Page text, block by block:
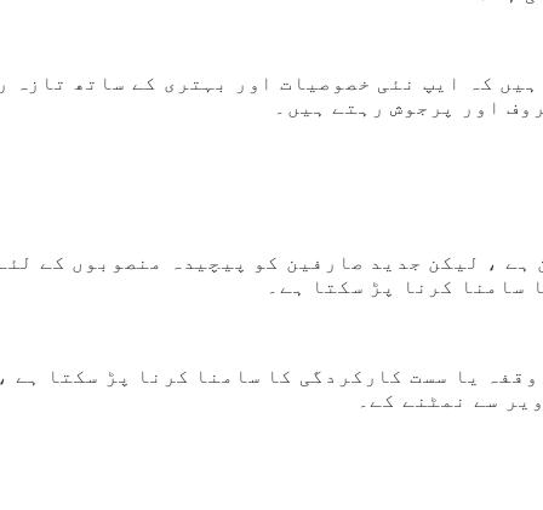
کہ ایپ نئی خصوصیات اور بہتری کے ساتھ تازہ
اور پرجوش رہتے ہیں۔
، لیکن جدید صارفین کو پیچیدہ منصوبوں کے
سامنا کرنا پڑ سکتا ہے۔
یا سست کارکردگی کا سامنا کرنا پڑ سکتا ہے
سے نمٹنے کے۔